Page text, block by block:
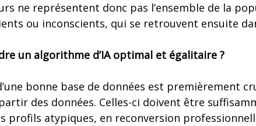
ne représentent donc pas l’ensemble de la
ou inconscients, qui se retrouvent ensuite
un algorithme d’IA optimal et égalitaire ?
bonne base de données est premièrement
des données. Celles-ci doivent être
profils atypiques, en reconversion